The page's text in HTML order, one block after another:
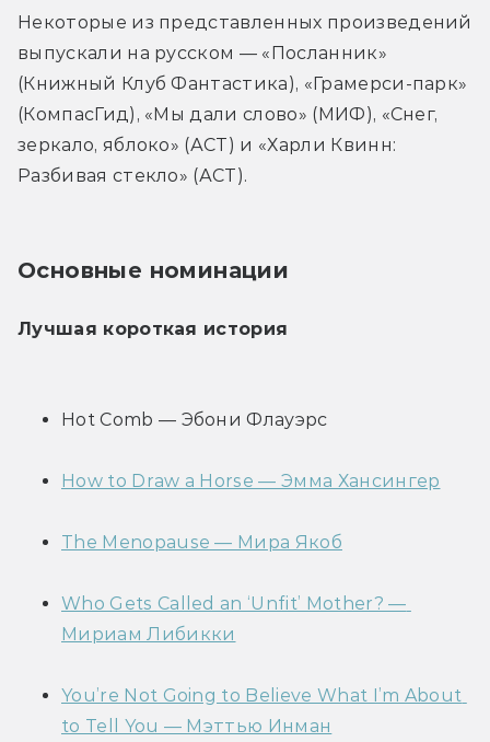
Некоторые из представленных произведений
выпускали на русском — «Посланник»
(Книжный Клуб Фантастика), «Грамерси-парк»
(КомпасГид), «Мы дали слово» (МИФ), «Снег,
зеркало, яблоко» (АСТ) и «Харли Квинн:
Разбивая стекло» (АСТ).
Основные номинации
Лучшая короткая история
Hot Comb — Эбони Флауэрс
How to Draw a Horse — Эмма Хансингер
The Menopause — Мира Якоб
Who Gets Called an ‘Unfit’ Mother? —
Мириам Либикки
You’re Not Going to Believe What I’m About
to Tell You — Мэттью Инман